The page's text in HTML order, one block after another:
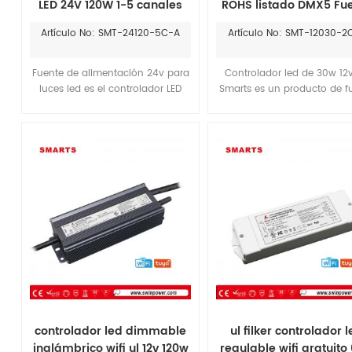
LED 24V 120W 1-5 canales
DMX512
Artículo No: SMT-24120-5C-A
Fuente de alimentación 24v para
luces led es el controlador LED
alta eficiencia de hasta un 89%, y
Según NFC para ajustar el voltaje
de salida y configurar la
dirección pueden funcionar bien
con la luz RGBCW, como
funcionan con las tiras LED RGBW
de la compañía Flexfireleds.
ROHS listado DMX5
canales
Artículo No: SMT-12030-
Controlador led de 30w
Smarts es un producto de
el 98%, se puede combinar
controlador led dimmable
ul filker controlador